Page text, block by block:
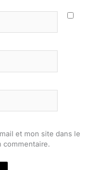
et mon site dans le
commentaire.